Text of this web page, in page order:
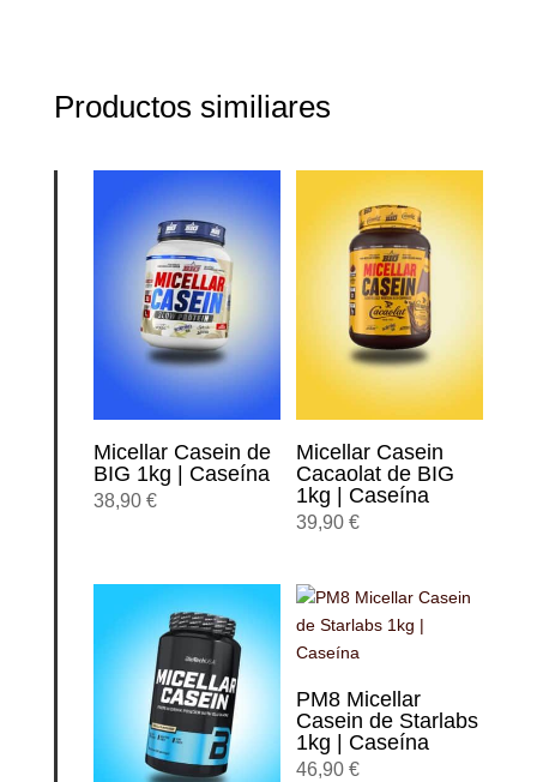
Productos similiares
Micellar Casein de
BIG 1kg | Caseína
38,90 €
Micellar Casein
Cacaolat de BIG
1kg | Caseína
39,90 €
PM8 Micellar
Casein de Starlabs
1kg | Caseína
46,90 €